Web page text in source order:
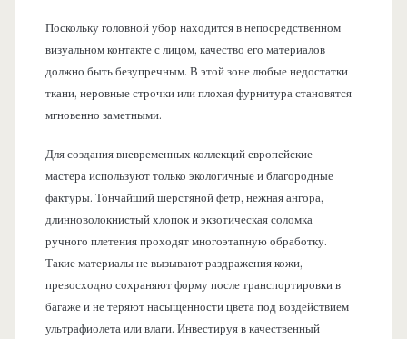
Поскольку головной убор находится в непосредственном
визуальном контакте с лицом, качество его материалов
должно быть безупречным. В этой зоне любые недостатки
ткани, неровные строчки или плохая фурнитура становятся
мгновенно заметными.
Для создания вневременных коллекций европейские
мастера используют только экологичные и благородные
фактуры. Тончайший шерстяной фетр, нежная ангора,
длинноволокнистый хлопок и экзотическая соломка
ручного плетения проходят многоэтапную обработку.
Такие материалы не вызывают раздражения кожи,
превосходно сохраняют форму после транспортировки в
багаже и не теряют насыщенности цвета под воздействием
ультрафиолета или влаги. Инвестируя в качественный